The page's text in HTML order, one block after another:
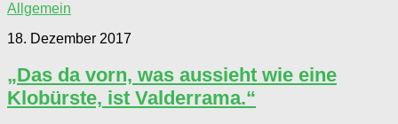
Allgemein
18. Dezember 2017
„Das da vorn, was aussieht wie eine
Klobürste, ist Valderrama.“